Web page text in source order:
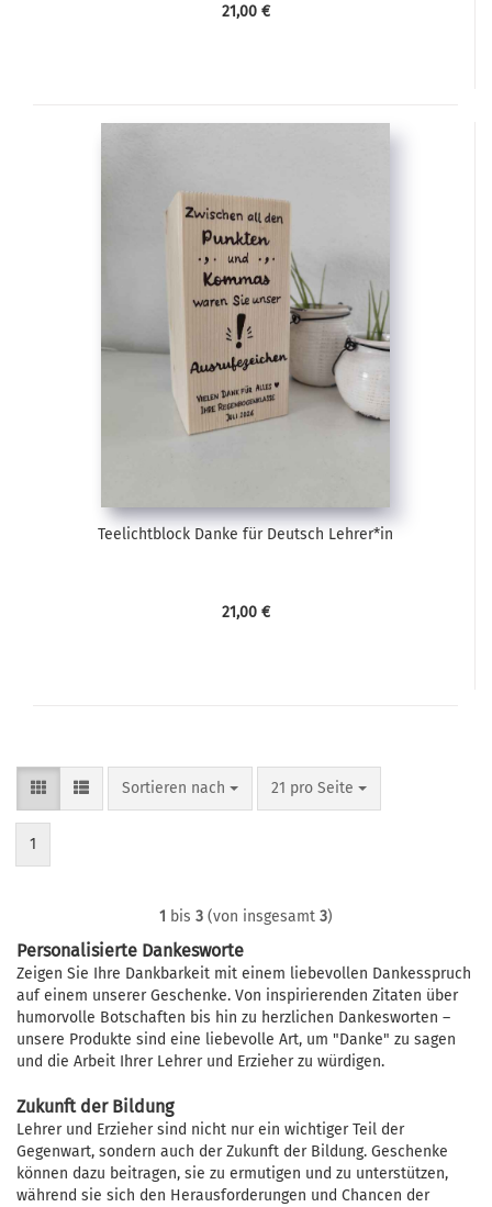
21,00 €
Teelichtblock Danke für Deutsch Lehrer*in
21,00 €
Sortieren nach
Sortieren nach 21 pro Seite
pro Seite
1
1 bis 3 (von insgesamt 3)
Personalisierte Dankesworte
Zeigen Sie Ihre Dankbarkeit mit einem liebevollen Dankesspruch
auf einem unserer Geschenke. Von inspirierenden Zitaten über
humorvolle Botschaften bis hin zu herzlichen Dankesworten –
unsere Produkte sind eine liebevolle Art, um "Danke" zu sagen
und die Arbeit Ihrer Lehrer und Erzieher zu würdigen.
Zukunft der Bildung
Lehrer und Erzieher sind nicht nur ein wichtiger Teil der
Gegenwart, sondern auch der Zukunft der Bildung. Geschenke
können dazu beitragen, sie zu ermutigen und zu unterstützen,
während sie sich den Herausforderungen und Chancen der